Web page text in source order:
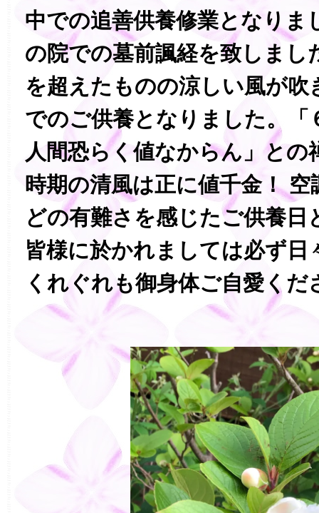
中での追善供養修業となりま
の院での墓前諷経を致しま
を超えたものの涼しい風が吹
でのご供養となりました。「
人間恐らく値なからん」との
時期の清風は正に値千金！
どの有難さを感じたご供養日
皆様に於かれましては必ず日
くれぐれも御身体ご自愛くだ